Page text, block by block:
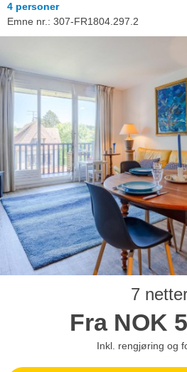
4 personer
Emne nr.: 307-FR1804.297.2
7
Fra NOK
Inkl. rengjøring og